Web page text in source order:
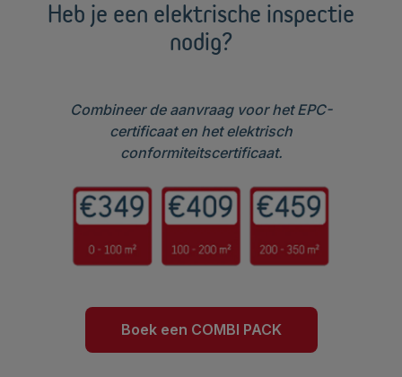
Heb je een elektrische inspectie
nodig?
Combineer de aanvraag voor het EPC-
certificaat en het elektrisch
conformiteitscertificaat.
Boek een COMBI PACK